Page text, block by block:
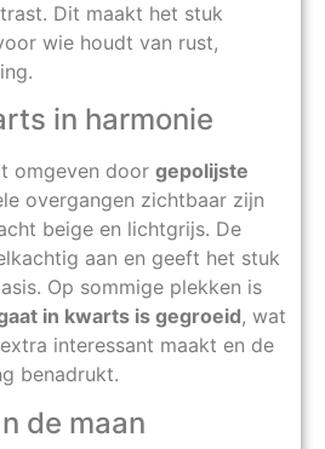
Dit maakt het stuk
wie houdt van rust,
in harmonie
omgeven door gepolijste
overgangen zichtbaar zijn
beige en lichtgrijs. De
aan en geeft het stuk
Op sommige plekken is
in kwarts is gegroeid, wat
interessant maakt en de
benadrukt.
de maan